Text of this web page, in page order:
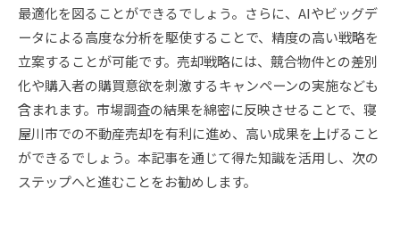
最適化を図ることができるでしょう。さらに、AIやビッグデ
ータによる高度な分析を駆使することで、精度の高い戦略を
立案することが可能です。売却戦略には、競合物件との差別
化や購入者の購買意欲を刺激するキャンペーンの実施なども
含まれます。市場調査の結果を綿密に反映させることで、寝
屋川市での不動産売却を有利に進め、高い成果を上げること
ができるでしょう。本記事を通じて得た知識を活用し、次の
ステップへと進むことをお勧めします。